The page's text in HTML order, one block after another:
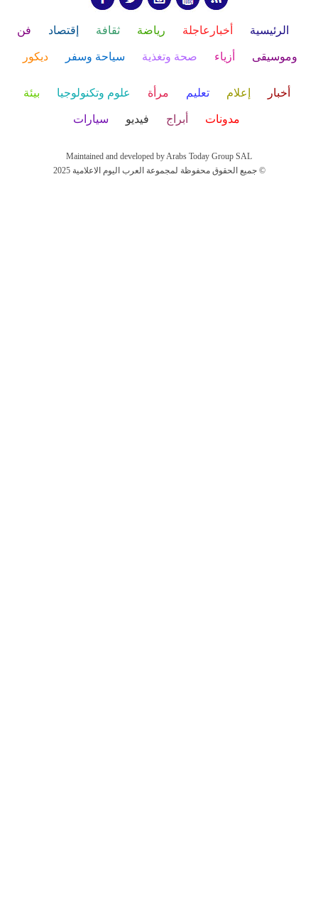
الرئيسية أخبارعاجلة رياضة ثقافة إقتصاد فن
وموسيقى أزياء صحة وتغذية سياحة وسفر ديكور
أخبار إعلام تعليم مرأة علوم وتكنولوجيا بيئة
مدونات أبراج فيديو سيارات
Maintained and developed by Arabs Today Group SAL
جميع الحقوق محفوظة لمجموعة العرب اليوم الاعلامية 2025 ©